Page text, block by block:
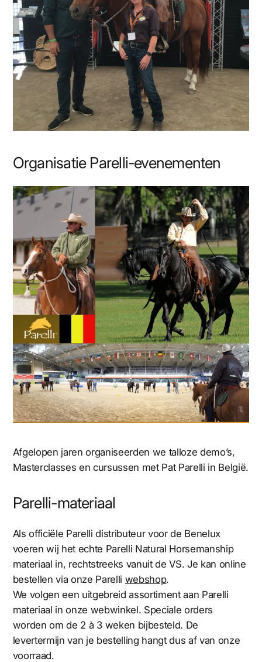
Organisatie Parelli-evenementen
Afgelopen jaren organiseerden we talloze demo’s,
Masterclasses en cursussen met Pat Parelli in België.
Parelli-materiaal
Als officiële Parelli distributeur voor de Benelux
voeren wij het echte Parelli Natural Horsemanship
materiaal in, rechtstreeks vanuit de VS. Je kan online
bestellen via onze Parelli webshop.
We volgen een uitgebreid assortiment aan Parelli
materiaal in onze webwinkel. Speciale orders
worden om de 2 à 3 weken bijbesteld. De
levertermijn van je bestelling hangt dus af van onze
voorraad.